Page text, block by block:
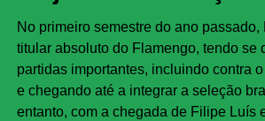
No primeiro semestre do ano
titular absoluto do Flamengo, tendo se
partidas importantes, incluindo contra
e chegando até a integrar a seleção
entanto, com a chegada de Filipe Luís